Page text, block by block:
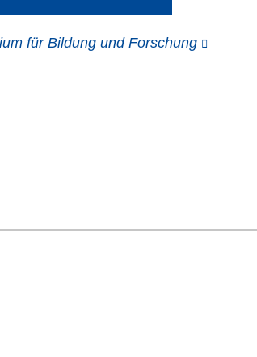
für Bildung und Forschung